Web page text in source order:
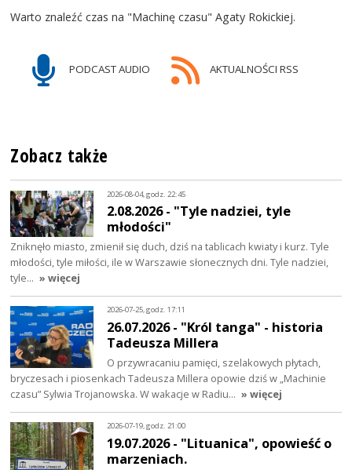
Warto znaleźć czas na "Machinę czasu" Agaty Rokickiej.
PODCAST AUDIO AKTUALNOŚCI RSS
Zobacz także
2026-08-04, godz. 22:45
2.08.2026 - "Tyle nadziei, tyle
młodości"
Zniknęło miasto, zmienił się duch, dziś na tablicach kwiaty i kurz. Tyle
młodości, tyle miłości, ile w Warszawie słonecznych dni. Tyle nadziei,
tyle… » więcej
2026-07-25, godz. 17:11
26.07.2026 - "Król tanga" - historia
Tadeusza Millera
O przywracaniu pamięci, szelakowych płytach,
bryczesach i piosenkach Tadeusza Millera opowie dziś w „Machinie
czasu” Sylwia Trojanowska. W wakacje w Radiu… » więcej
2026-07-19, godz. 21:00
19.07.2026 - "Lituanica", opowieść o
marzeniach.